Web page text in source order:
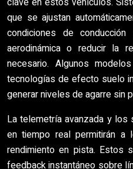
que se ajustan
condiciones de
aerodinámica o reducir la
necesario. Algunos
tecnologías de efecto suelo
generar niveles de agarre sin
La telemetría avanzada y
en tiempo real permitirán a
rendimiento en pista. Estos
feedback instantáneo sobre